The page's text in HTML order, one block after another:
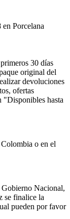
Porcelana
30 días
original del
devoluciones
ofertas
"Disponibles hasta
o en el
Gobierno Nacional,
se finalice la
pueden por favor